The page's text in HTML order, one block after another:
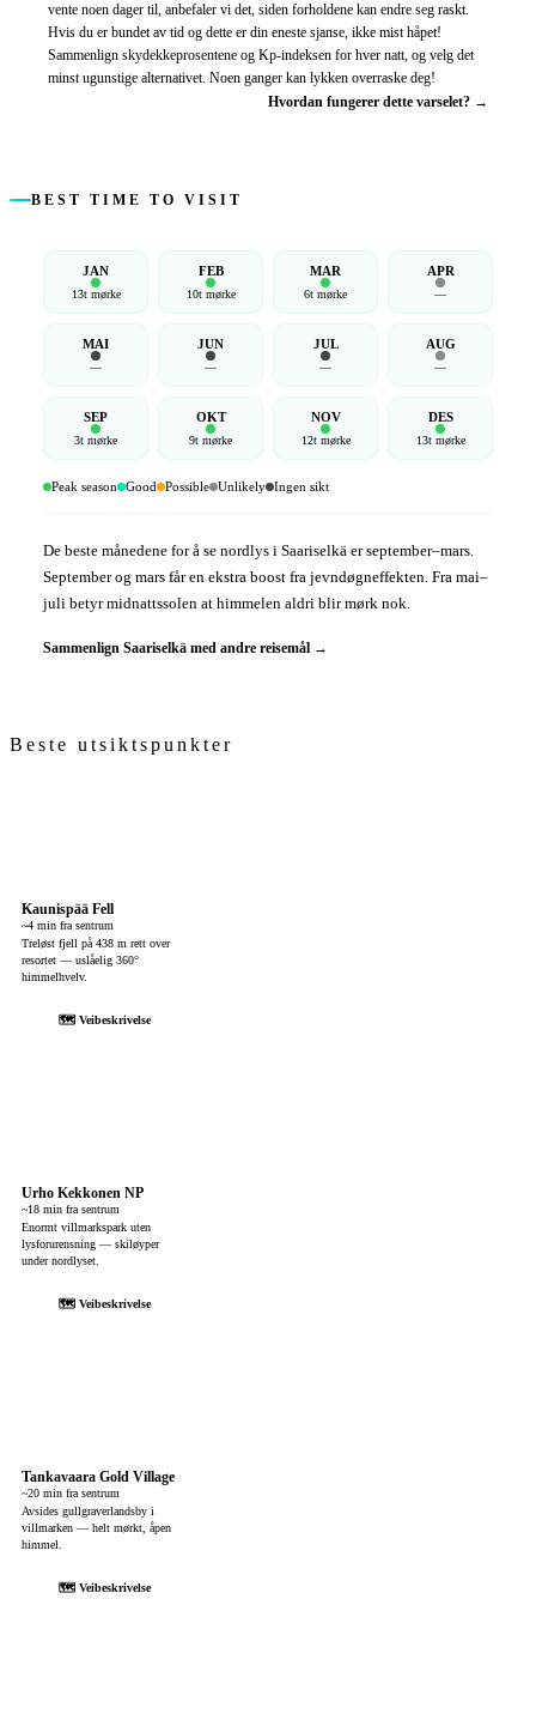
vente noen dager til, anbefaler vi det, siden forholdene kan endre seg raskt.
Hvis du er bundet av tid og dette er din eneste sjanse, ikke mist håpet!
Sammenlign skydekkeprosentene og Kp-indeksen for hver natt, og velg det
minst ugunstige alternativet. Noen ganger kan lykken overraske deg!
Hvordan fungerer dette varselet? →
BEST TIME TO VISIT
JAN
13t mørke
FEB
10t mørke
MAR
6t mørke
APR
—
MAI
—
JUN
—
JUL
—
AUG
—
SEP
3t mørke
OKT
9t mørke
NOV
12t mørke
DES
13t mørke
Peak season Good Possible Unlikely Ingen sikt
De beste månedene for å se nordlys i Saariselkä er september–mars.
September og mars får en ekstra boost fra jevndøgneffekten. Fra mai–
juli betyr midnattssolen at himmelen aldri blir mørk nok.
Sammenlign Saariselkä med andre reisemål →
Beste utsiktspunkter
Kaunispää Fell
~4 min fra sentrum
Treløst fjell på 438 m rett over
resortet — uslåelig 360°
himmelhvelv.
🗺 Veibeskrivelse
Urho Kekkonen NP
~18 min fra sentrum
Enormt villmarkspark uten
lysforurensning — skiløyper
under nordlyset.
🗺 Veibeskrivelse
Tankavaara Gold Village
~20 min fra sentrum
Avsides gullgraverlandsby i
villmarken — helt mørkt, åpen
himmel.
🗺 Veibeskrivelse